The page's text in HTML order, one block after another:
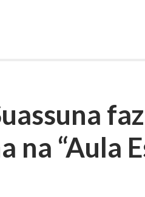
na “Aula